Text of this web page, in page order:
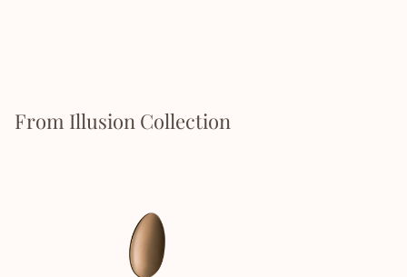
From Illusion Collection